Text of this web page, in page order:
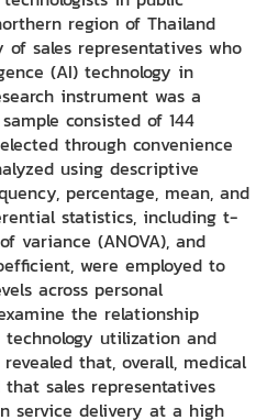
region of Thailand
sales representatives who
(AI) technology in
instrument was a
consisted of 144
through convenience
using descriptive
percentage, mean, and
statistics, including t-
variance (ANOVA), and
were employed to
across personal
the relationship
utilization and
that, overall, medical
sales representatives
service delivery at a high